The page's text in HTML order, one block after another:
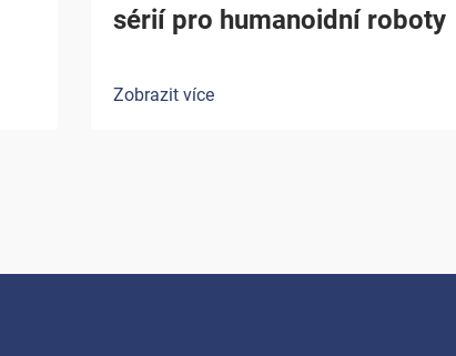
sérií pro humanoidní roboty
Zobrazit více